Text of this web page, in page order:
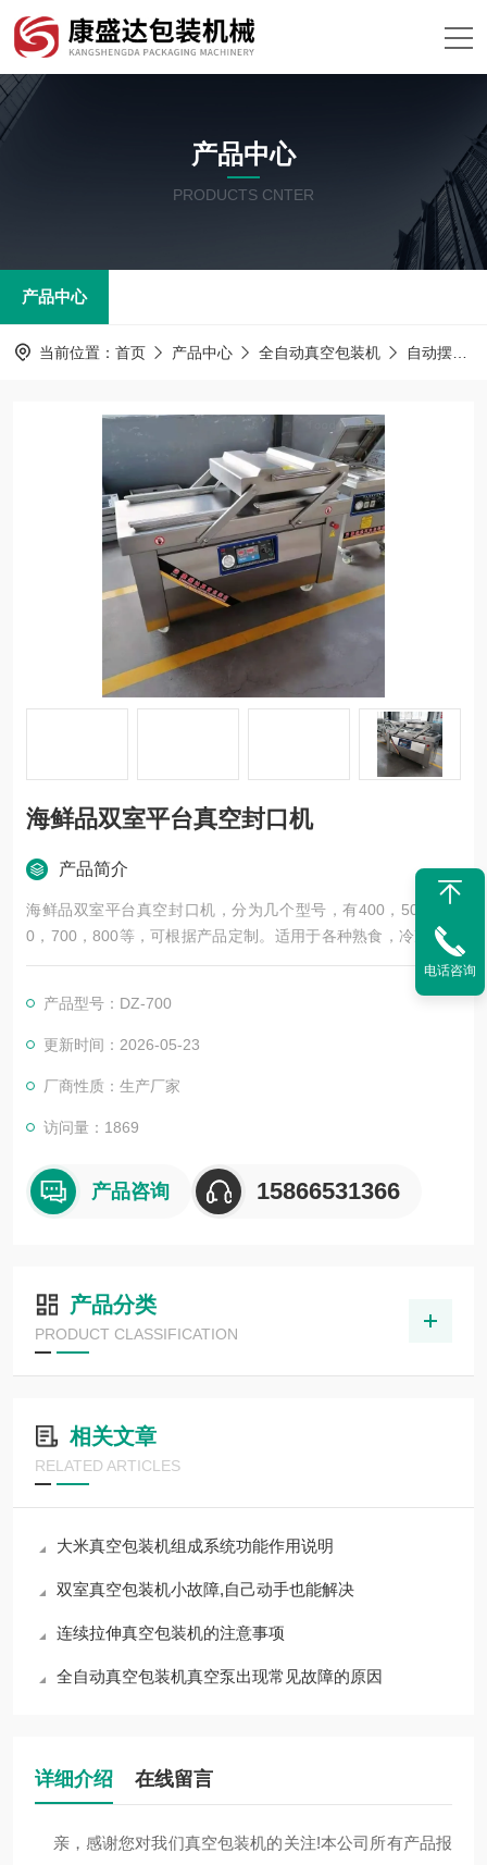
产品中心
PRODUCTS CNTER
产品中心
当前位置： 首页 产品中心 全自动真空包装机 自动摆盖真空包装机
海鲜品双室平台真空封口机
产品简介
海鲜品双室平台真空封口机，分为几个型号，有400，500，60
0，700，800等，可根据产品定制。适用于各种熟食，冷冻肉，
海鲜品，粽子系列等真空包装，能耗低，效率高。是生产厂家的s
产品型号：DZ-700
更新时间：2026-05-23
厂商性质：生产厂家
访问量：1869
产品咨询 15866531366
产品分类
PRODUCT CLASSIFICATION
相关文章
RELATED ARTICLES
大米真空包装机组成系统功能作用说明
双室真空包装机小故障,自己动手也能解决
连续拉伸真空包装机的注意事项
全自动真空包装机真空泵出现常见故障的原因
详细介绍 在线留言
亲，感谢您对我们真空包装机的关注!本公司所有产品报
电话咨询